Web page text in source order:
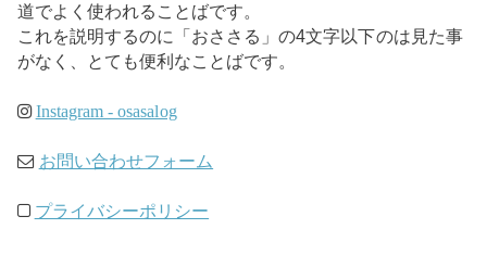
道でよく使われることばです。
これを説明するのに「おささる」の4文字以下のは見た事
がなく、とても便利なことばです。
Instagram - osasalog
お問い合わせフォーム
プライバシーポリシー